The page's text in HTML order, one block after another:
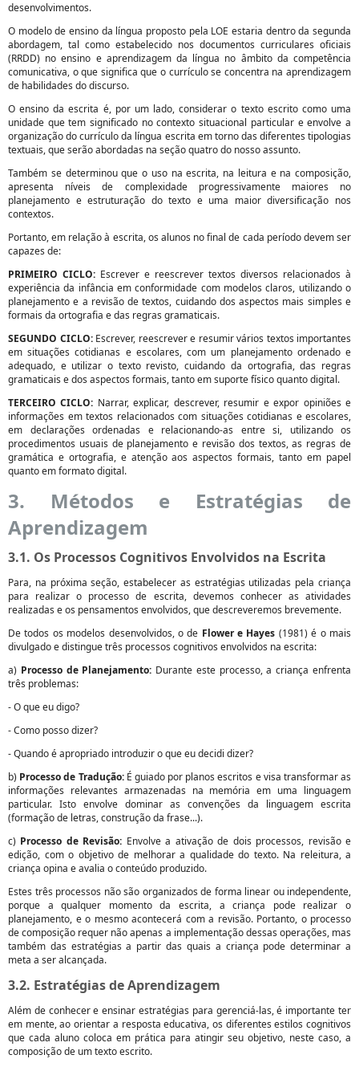
desenvolvimentos.
O modelo de ensino da língua proposto pela LOE estaria dentro da segunda
abordagem, tal como estabelecido nos documentos curriculares oficiais
(RRDD) no ensino e aprendizagem da língua no âmbito da competência
comunicativa, o que significa que o currículo se concentra na aprendizagem
de habilidades do discurso.
O ensino da escrita é, por um lado, considerar o texto escrito como uma
unidade que tem significado no contexto situacional particular e envolve a
organização do currículo da língua escrita em torno das diferentes tipologias
textuais, que serão abordadas na seção quatro do nosso assunto.
Também se determinou que o uso na escrita, na leitura e na composição,
apresenta níveis de complexidade progressivamente maiores no
planejamento e estruturação do texto e uma maior diversificação nos
contextos.
Portanto, em relação à escrita, os alunos no final de cada período devem ser
capazes de:
PRIMEIRO CICLO: Escrever e reescrever textos diversos relacionados à
experiência da infância em conformidade com modelos claros, utilizando o
planejamento e a revisão de textos, cuidando dos aspectos mais simples e
formais da ortografia e das regras gramaticais.
SEGUNDO CICLO:Escrever, reescrever e resumir vários textos importantes
em situações cotidianas e escolares, com um planejamento ordenado e
adequado, e utilizar o texto revisto, cuidando da ortografia, das regras
gramaticais e dos aspectos formais, tanto em suporte físico quanto digital.
TERCEIRO CICLO: Narrar, explicar, descrever, resumir e expor opiniões e
informações em textos relacionados com situações cotidianas e escolares,
em declarações ordenadas e relacionando-as entre si, utilizando os
procedimentos usuais de planejamento e revisão dos textos, as regras de
gramática e ortografia, e atenção aos aspectos formais, tanto em papel
quanto em formato digital.
3. Métodos e Estratégias de
Aprendizagem
3.1. Os Processos Cognitivos Envolvidos na Escrita
Para, na próxima seção, estabelecer as estratégias utilizadas pela criança
para realizar o processo de escrita, devemos conhecer as atividades
realizadas e os pensamentos envolvidos, que descreveremos brevemente.
De todos os modelos desenvolvidos, o de Flower e Hayes (1981) é o mais
divulgado e distingue três processos cognitivos envolvidos na escrita:
a) Processo de Planejamento: Durante este processo, a criança enfrenta
três problemas:
- O que eu digo?
- Como posso dizer?
- Quando é apropriado introduzir o que eu decidi dizer?
b) Processo de Tradução:É guiado por planos escritos e visa transformar as
informações relevantes armazenadas na memória em uma linguagem
particular. Isto envolve dominar as convenções da linguagem escrita
(formação de letras, construção da frase...).
c) Processo de Revisão: Envolve a ativação de dois processos, revisão e
edição, com o objetivo de melhorar a qualidade do texto. Na releitura, a
criança opina e avalia o conteúdo produzido.
Estes três processos não são organizados de forma linear ou independente,
porque a qualquer momento da escrita, a criança pode realizar o
planejamento, e o mesmo acontecerá com a revisão. Portanto, o processo
de composição requer não apenas a implementação dessas operações, mas
também das estratégias a partir das quais a criança pode determinar a
meta a ser alcançada.
3.2. Estratégias de Aprendizagem
Além de conhecer e ensinar estratégias para gerenciá-las, é importante ter
em mente, ao orientar a resposta educativa, os diferentes estilos cognitivos
que cada aluno coloca em prática para atingir seu objetivo, neste caso, a
composição de um texto escrito.